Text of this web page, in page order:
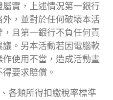
實，上述情況第一銀行
，並對於任何破壞本活
且第一銀行不負任何責
。另本活動若因電腦軟
使用不當，造成活動畫
要求賠償。
各類所得扣繳稅率標準